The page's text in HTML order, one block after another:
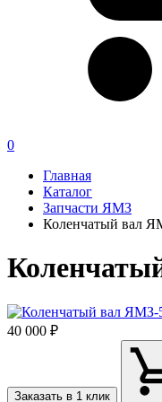
0
Главная
Каталог
Запчасти ЯМЗ
Коленчатый вал
40 000 ₽
Заказать в 1 клик